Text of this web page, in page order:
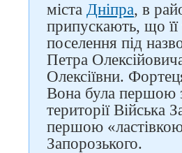
міста Дніпра, в
припускають, що її
поселення під
Петра
Олексіївни.
Вона була першою
території Війська
першою
Запорозького.